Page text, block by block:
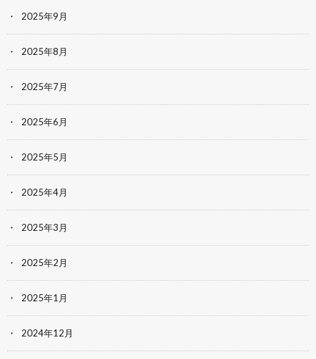
2025年9月
2025年8月
2025年7月
2025年6月
2025年5月
2025年4月
2025年3月
2025年2月
2025年1月
2024年12月